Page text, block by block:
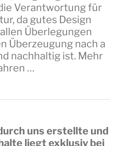
Verantwortung für
da gutes Design
Überlegungen
Überzeugung nach a
nachhaltig ist. Mehr
…
uns erstellte und
liegt exklusiv bei